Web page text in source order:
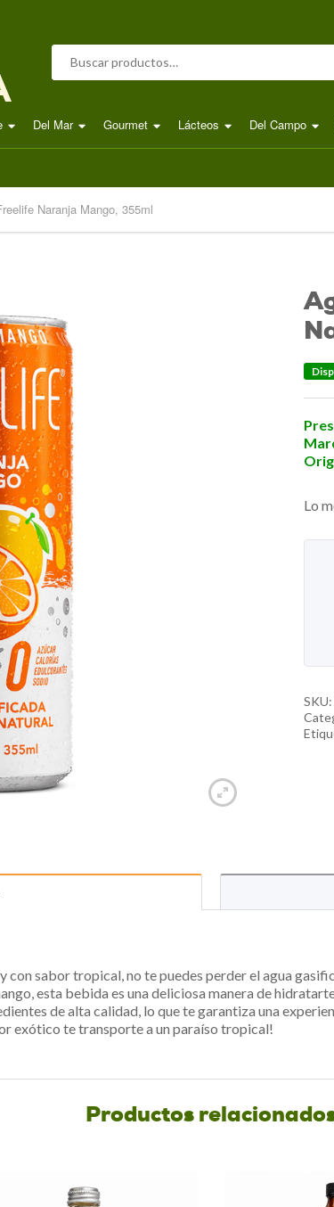
Buscar por:
Del Mar Gourmet Lácteos Del Campo
Naranja Mango, 355ml
Lo
con sabor tropical, no te puedes perder el agua
esta bebida es una deliciosa manera de
de alta calidad, lo que te garantiza una
exótico te transporte a un paraíso tropical!
Productos